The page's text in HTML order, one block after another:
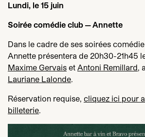
Lundi, le 15 juin
Soirée comédie club — Annette
Dans le cadre de ses soirées
Annette présentera de 20h30-21h45
Maxime Gervais et Antoni Remillard,
Lauriane Lalonde.
Réservation requise, cliquez ici pour
billeterie.